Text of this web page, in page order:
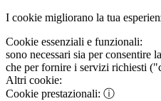
I cookie migliorano la tua
Cookie essenziali e funzionali:
sono necessari sia per consentire
che per fornire i servizi richiesti
Altri cookie:
Cookie prestazionali: ⓘ